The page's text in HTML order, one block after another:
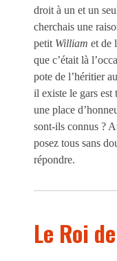
droit à un et un
cherchais une
petit William et de
que c’était là
pote de l’héritier
il existe le gars est
une place
sont-ils connus ?
posez tous sans
répondre.
Le Roi